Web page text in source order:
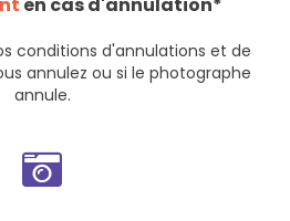
conditions d'annulations et de
annulez ou si le photographe
annule.